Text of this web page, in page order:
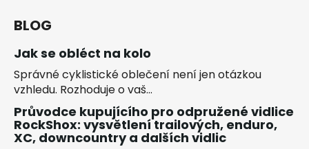
BLOG
Jak se obléct na kolo
Správné cyklistické oblečení není jen otázkou
vzhledu. Rozhoduje o vaš...
Průvodce kupujícího pro odpružené vidlice
RockShox: vysvětlení trailových, enduro,
XC, downcountry a dalších vidlic